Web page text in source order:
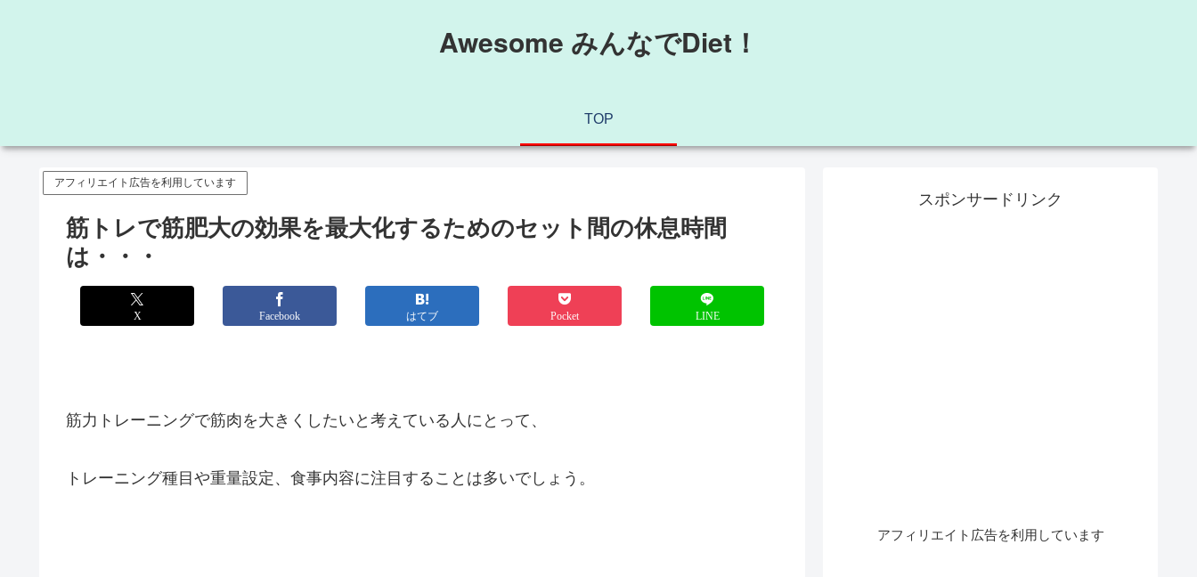
Awesome みんなでDiet！
TOP
アフィリエイト広告を利用しています
筋トレで筋肥大の効果を最大化するためのセット間の休息時間
は・・・
X Facebook はてブ Pocket LINE
筋力トレーニングで筋肉を大きくしたいと考えている人にとって、
トレーニング種目や重量設定、食事内容に注目することは多いでしょう。
スポンサードリンク
アフィリエイト広告を利用しています